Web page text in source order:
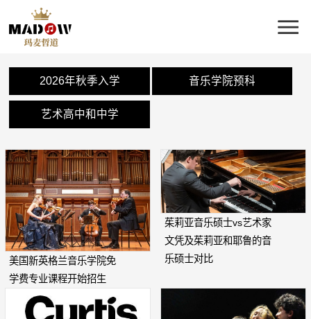
2026年秋季入学 音乐学院预科
艺术高中和中学
美国新英格兰音乐学院免
学费专业课程开始招生
茱莉亚音乐硕士vs艺术家
文凭及茱莉亚和耶鲁的音
乐硕士对比